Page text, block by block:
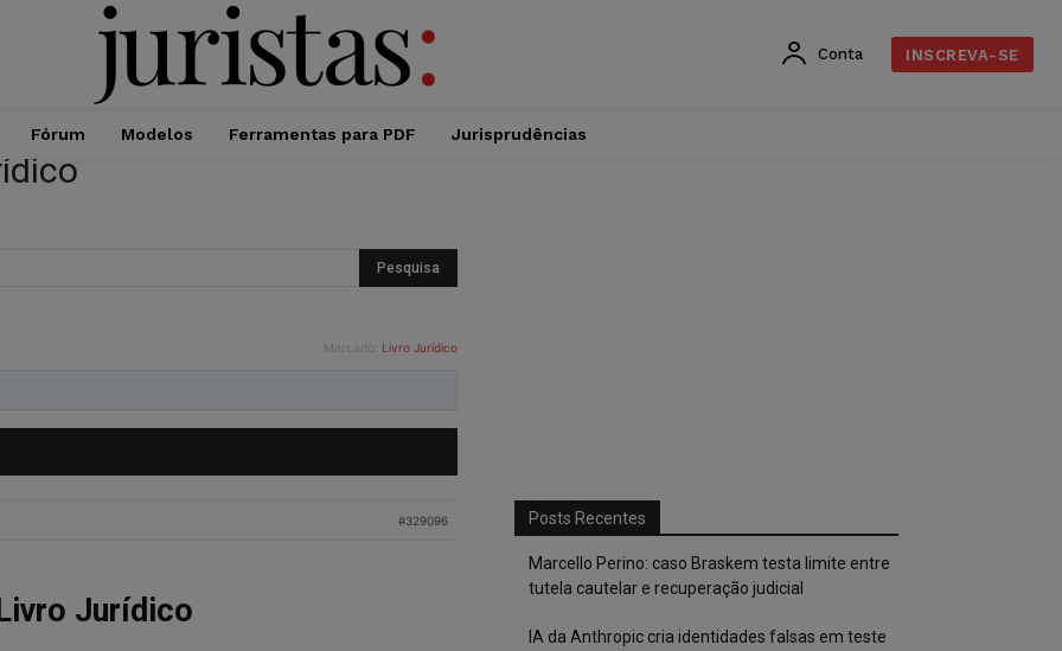
Conta INSCREVA-SE
Fórum Modelos Ferramentas para PDF Jurisprudências
Marcado: Livro Jurídico
#329096
Jurídico
Posts Recentes
Marcello Perino: caso Braskem testa limite entre
tutela cautelar e recuperação judicial
IA da Anthropic cria identidades falsas em teste